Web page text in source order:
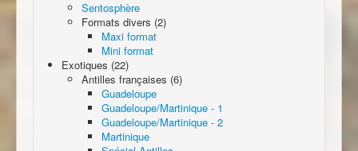
Sentosphère
Formats divers (2)
Maxi format
Mini format
Exotiques (22)
Antilles françaises (6)
Guadeloupe
Guadeloupe/Martinique - 1
Guadeloupe/Martinique - 2
Martinique